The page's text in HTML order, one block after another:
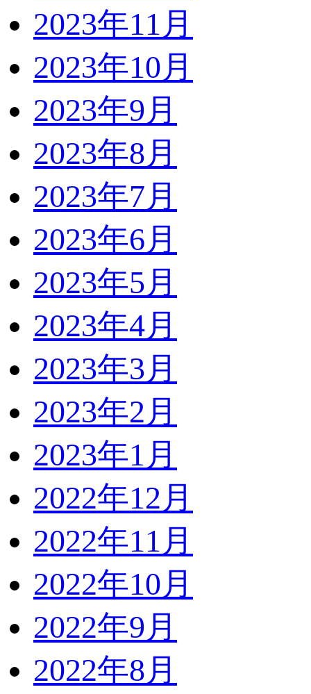
2023年11月
2023年10月
2023年9月
2023年8月
2023年7月
2023年6月
2023年5月
2023年4月
2023年3月
2023年2月
2023年1月
2022年12月
2022年11月
2022年10月
2022年9月
2022年8月